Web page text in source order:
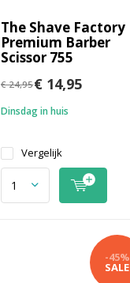
The Shave Factory
Premium Barber
Scissor 755
€ 24,95€ 14,95
Dinsdag in huis
Vergelijk
-45%
SALE